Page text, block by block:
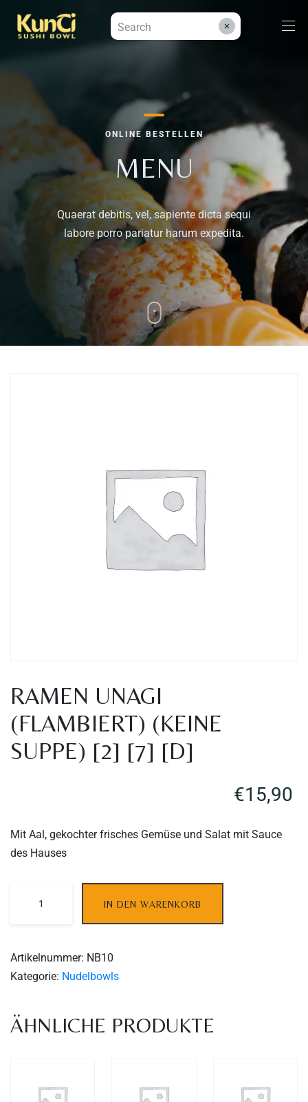
Menüs
Kontakt
Reservieren
ONLINE BESTELLEN
MENU
Quaerat debitis, vel, sapiente dicta sequi
labore porro pariatur harum expedita.
RAMEN UNAGI
(FLAMBIERT) (KEINE
SUPPE) [2] [7] [D]
15,90
€
Mit Aal, gekochter frisches Gemüse und Salat mit Sauce
des Hauses
IN DEN WARENKORB
Artikelnummer: NB10
Kategorie: Nudelbowls
ÄHNLICHE PRODUKTE
Table Reservation